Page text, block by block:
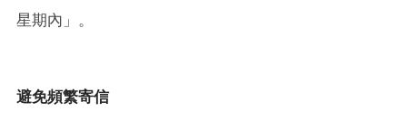
星期內」。
避免頻繁寄信